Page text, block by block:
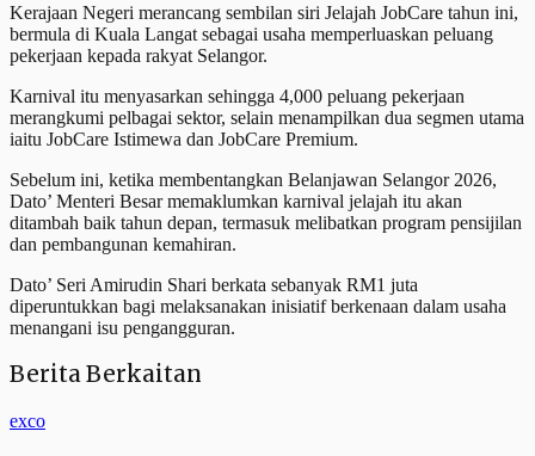
Kerajaan Negeri merancang sembilan siri Jelajah JobCare tahun ini,
bermula di Kuala Langat sebagai usaha memperluaskan peluang
pekerjaan kepada rakyat Selangor.
Karnival itu menyasarkan sehingga 4,000 peluang pekerjaan
merangkumi pelbagai sektor, selain menampilkan dua segmen utama
iaitu JobCare Istimewa dan JobCare Premium.
Sebelum ini, ketika membentangkan Belanjawan Selangor 2026,
Dato’ Menteri Besar memaklumkan karnival jelajah itu akan
ditambah baik tahun depan, termasuk melibatkan program pensijilan
dan pembangunan kemahiran.
Dato’ Seri Amirudin Shari berkata sebanyak RM1 juta
diperuntukkan bagi melaksanakan inisiatif berkenaan dalam usaha
menangani isu pengangguran.
Berita Berkaitan
exco